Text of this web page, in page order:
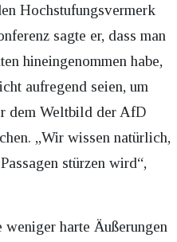
Hochstufungsvermerk
sagte er, dass man
hineingenommen habe,
aufregend seien, um
dem Weltbild der AfD
„Wir wissen natürlich,
stürzen wird“,
harte Äußerungen